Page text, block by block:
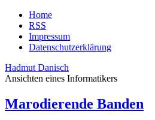
Home
RSS
Impressum
Datenschutzerklärung
Hadmut Danisch
Ansichten eines Informatikers
Marodierende Banden